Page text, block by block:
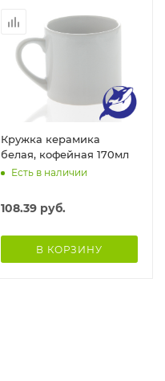
Кружка керамика
белая, кофейная 170мл
Есть в наличии
108.39 руб.
В КОРЗИНУ